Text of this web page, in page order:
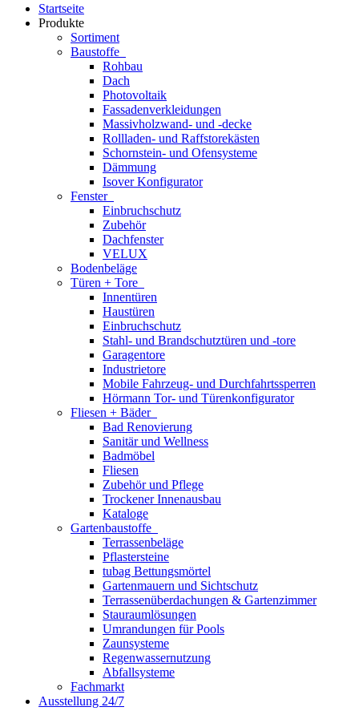
Startseite
Produkte
Sortiment
Baustoffe
Rohbau
Dach
Photovoltaik
Fassadenverkleidungen
Massivholzwand- und -decke
Rollladen- und Raffstorekästen
Schornstein- und Ofensysteme
Dämmung
Isover Konfigurator
Fenster
Einbruchschutz
Zubehör
Dachfenster
VELUX
Bodenbeläge
Türen + Tore
Innentüren
Haustüren
Einbruchschutz
Stahl- und Brandschutztüren und -tore
Garagentore
Industrietore
Mobile Fahrzeug- und Durchfahrtssperren
Hörmann Tor- und Türenkonfigurator
Fliesen + Bäder
Bad Renovierung
Sanitär und Wellness
Badmöbel
Fliesen
Zubehör und Pflege
Trockener Innenausbau
Kataloge
Gartenbaustoffe
Terrassenbeläge
Pflastersteine
tubag Bettungsmörtel
Gartenmauern und Sichtschutz
Terrassenüberdachungen & Gartenzimmer
Stauraumlösungen
Umrandungen für Pools
Zaunsysteme
Regenwassernutzung
Abfallsysteme
Fachmarkt
Ausstellung 24/7